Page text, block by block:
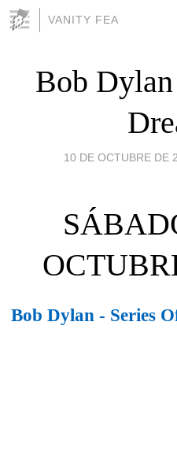
VANITY FEA
Bob
10 DE OCTUBRE DE
Bob Dylan - Series